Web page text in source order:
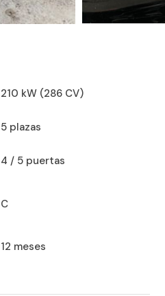
210 kW (286 CV)
5 plazas
4 / 5 puertas
C
12 meses